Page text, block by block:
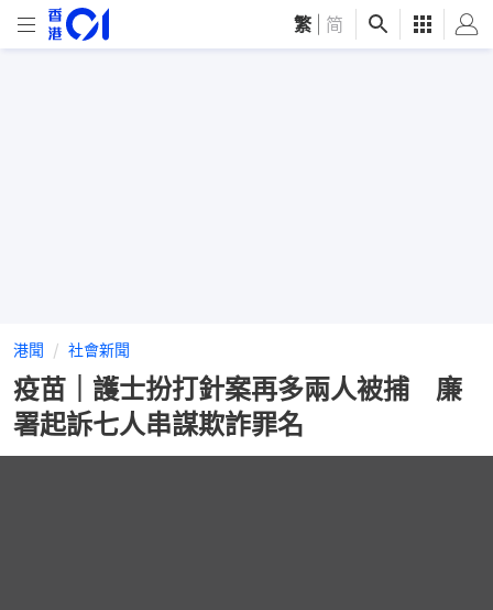
繁 简
港聞 社會新聞
疫苗｜護士扮打針案再多兩人被捕 廉
署起訴七人串謀欺詐罪名